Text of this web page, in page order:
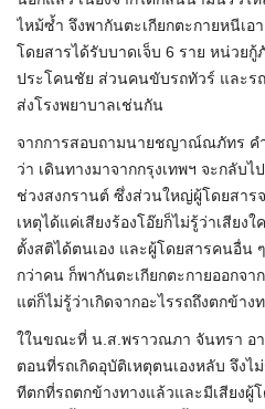
ไหม้ซ้ำ จึงพากันตะเกียกตะกายหนีเอ
โดยสารได้รับบาดเจ็บ 6 ราย หน่วยกู้
ประโคนชัย ส่วนคนขับรถทัวร์ และร
ส่งโรงพยาบาลเช่นกัน
จากการสอบถามนายชญาณ์ณภัทร ค
ว่า เดินทางมาจากกรุงเทพฯ จะกลับ
ช่วงสงกรานต์ ซึ่งส่วนใหญ่ผู้โดยสาร
เหตุได้แค่เสียงร้องโอ๊ยก็ไม่รู้ว่าเสีย
ตั้งสติได้ตนเอง และผู้โดยสารคนอื่น
กว่าคน ก็พากันตะเกียกตะกายออกจ
แต่ก็ไม่รู้ว่าเกิดจากอะไรรถถึงตกข้าง
ใในขณะที่ น.ส.พราวณภา จันทรา อ
ตอนที่รถเกิดอุบัติเหตุตนเองหลับ จึงไ
ทีตกที่รถตกข้างทางแล้วและมีเสียงผู้